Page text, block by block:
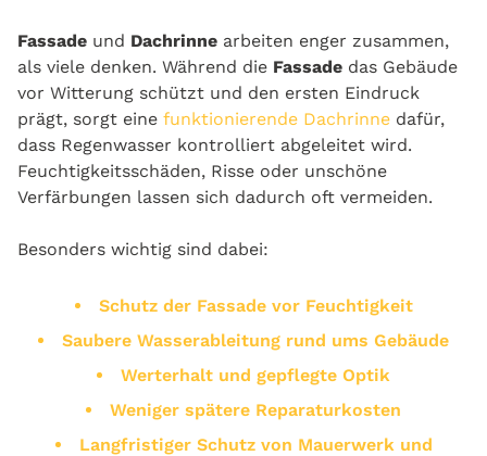
Fassade und Dachrinne arbeiten enger zusammen,
als viele denken. Während die Fassade das Gebäude
vor Witterung schützt und den ersten Eindruck
prägt, sorgt eine funktionierende Dachrinne dafür,
dass Regenwasser kontrolliert abgeleitet wird.
Feuchtigkeitsschäden, Risse oder unschöne
Verfärbungen lassen sich dadurch oft vermeiden.
Besonders wichtig sind dabei:
Schutz der Fassade vor Feuchtigkeit
Saubere Wasserableitung rund ums Gebäude
Werterhalt und gepflegte Optik
Weniger spätere Reparaturkosten
Langfristiger Schutz von Mauerwerk und